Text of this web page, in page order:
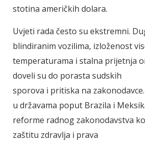
stotina američkih dolara.
Uvjeti rada često su ekstremni.
blindiranim vozilima, izloženost
temperaturama i stalna prijetnja
doveli su do porasta sudskih
sporova i pritiska na
u državama poput Brazila i
reforme radnog zakonodavstva
zaštitu zdravlja i prava